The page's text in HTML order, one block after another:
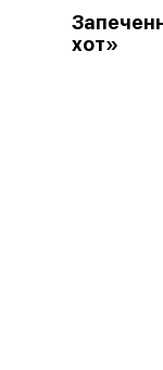
хот»